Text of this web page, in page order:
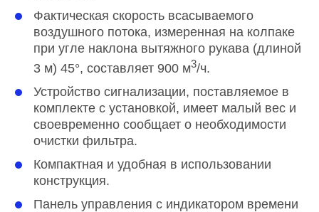
Фактическая скорость всасываемого
воздушного потока, измеренная на колпаке
при угле наклона вытяжного рукава (длиной
3 м) 45°, составляет 900 м3/ч.
Устройство сигнализации, поставляемое в
комплекте с установкой, имеет малый вес и
своевременно сообщает о необходимости
очистки фильтра.
Компактная и удобная в использовании
конструкция.
Панель управления с индикатором времени